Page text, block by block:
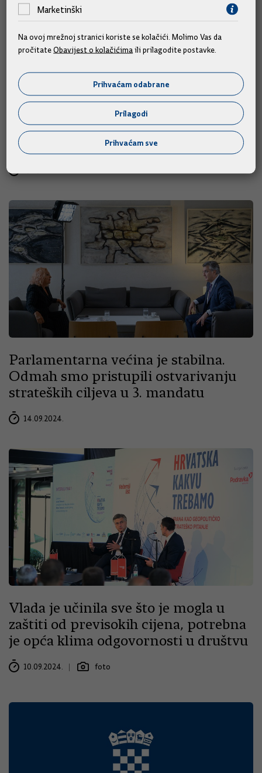
Ostvarili smo sva strateška
postignuća, povećali plaće i mirovine,
uz najveću zaposlenosti i najnižu
nezaposlenost ikad
Parlamentarna većina je stabilna.
Odmah smo pristupili ostvarivanju
strateških ciljeva u 3. mandatu
14.09.2024.
Vlada je učinila sve što je mogla u
zaštiti od previsokih cijena, potrebna
je opća klima odgovornosti u društvu
10.09.2024. foto
Marketinški
Na ovoj mrežnoj stranici koriste se kolačići. Molimo Vas da
pročitateObavijest o kolačićimaili prilagodite postavke.
Prihvaćam odabrane
Prilagodi
Prihvaćam sve